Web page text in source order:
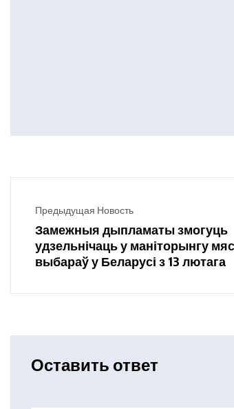
Предыдущая Новость
Замежныя дыпламаты змогуць
удзельнічаць у маніторынгу
выбараў у Беларусі з 13 лютага
Оставить ответ